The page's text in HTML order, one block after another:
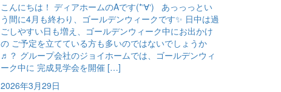
こんにちは！ ディアホームのAです(*‘∀‘) あっっっとい
う間に4月も終わり、ゴールデンウィークです✨ 日中は過
ごしやすい日も増え、ゴールデンウィーク中にお出かけ
の ご予定を立てている方も多いのではないでしょうか
♬？ グループ会社のジョイホームでは、ゴールデンウィ
ーク中に 完成見学会を開催 […]
2026年3月29日